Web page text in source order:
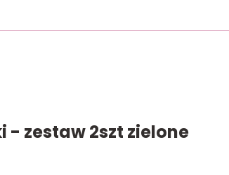
- zestaw 2szt zielone